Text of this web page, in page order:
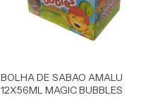
BOLHA DE SABAO AMALU
12X56ML MAGIC BUBBLES